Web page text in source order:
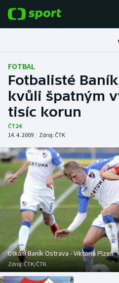
Fotbal
Hokej
Tenis
Atletika
Cyklistika
DALŠÍ SPORTY
Americký fotbal
Baseball a softbal
Basketbal
Biatlon
NEPŘEHLÉDNĚTE
Soutěže
Historické návraty
Aplikace ČT sport
FOTBAL
Fotbalisté
kvůli špatným
tisíc korun
ČT24
14. 4. 2009 | Zdroj: ČTK
Utkání Baník Ostrava - Viktoria Plzeň
Zdroj:ČTK/ČTK